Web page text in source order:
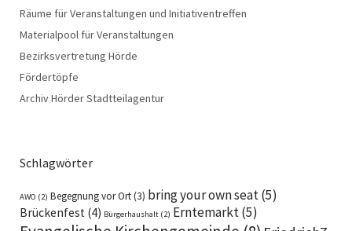
Räume für Veranstaltungen und Initiativentreffen
Materialpool für Veranstaltungen
Bezirksvertretung Hörde
Fördertöpfe
Archiv Hörder Stadtteilagentur
Schlagwörter
AWO (2) Begegnung vor Ort(3) bring your own seat(5)
Brückenfest (4) Bürgerhaushalt (2) Erntemarkt(5)